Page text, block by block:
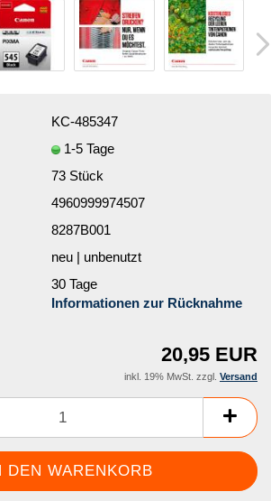
KC-485347
1-5 Tage
73 Stück
4960999974507
8287B001
neu | unbenutzt
30 Tage
Informationen zur Rücknahme
20,95 EUR
inkl. 19% MwSt. zzgl. Versand